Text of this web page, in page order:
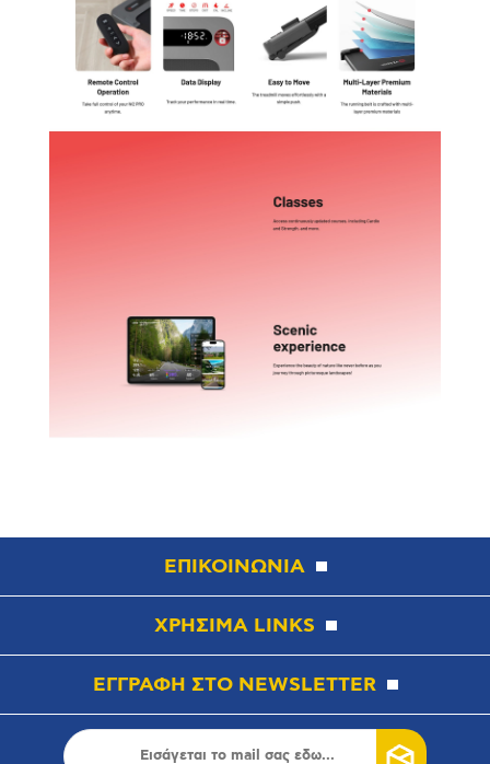
ΕΠΙΚΟΙΝΩΝΙΑ
ΧΡΗΣΙΜΑ LINKS
ΕΓΓΡΑΦΗ ΣΤΟ NEWSLETTER